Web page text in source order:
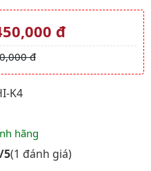
mãi
đ
đ
K4
hãng
5(1 đánh giá)